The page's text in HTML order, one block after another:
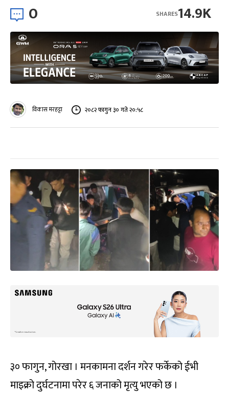
0 14.9K
SHARES
विकास मरहट्टा २०८२ फागुन ३० गते २०:५८
३० फागुन, गोरखा । मनकामना दर्शन गरेर फर्केको ईभी
माइक्रो दुर्घटनामा परेर ६ जनाको मृत्यु भएको छ ।